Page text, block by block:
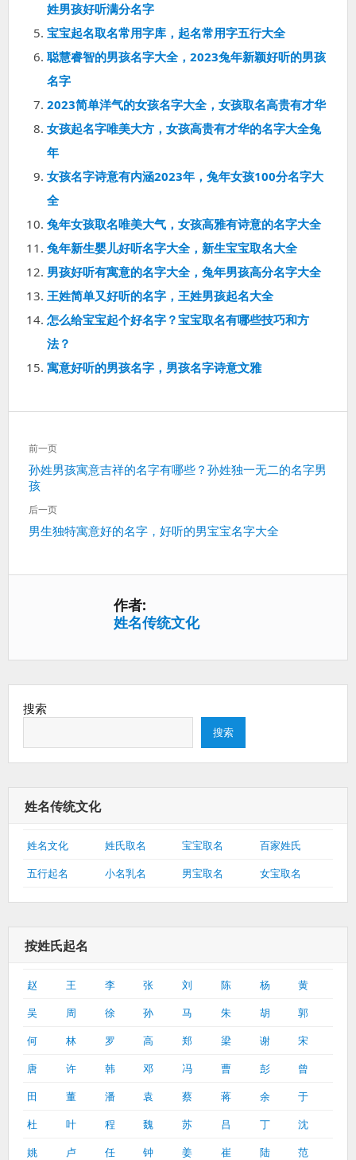
姓男孩好听满分名字
宝宝起名取名常用字库，起名常用字五行大全
聪慧睿智的男孩名字大全，2023兔年新颖好听的男孩
名字
2023简单洋气的女孩名字大全，女孩取名高贵有才华
女孩起名字唯美大方，女孩高贵有才华的名字大全兔
年
女孩名字诗意有内涵2023年，兔年女孩100分名字大
全
兔年女孩取名唯美大气，女孩高雅有诗意的名字大全
兔年新生婴儿好听名字大全，新生宝宝取名大全
男孩好听有寓意的名字大全，兔年男孩高分名字大全
王姓简单又好听的名字，王姓男孩起名大全
怎么给宝宝起个好名字？宝宝取名有哪些技巧和方
法？
寓意好听的男孩名字，男孩名字诗意文雅
文
章
导
航
前一页
上
一
篇：
孙姓男孩寓意吉祥的名字有哪些？孙姓独一无二的名字男
孩
后一页
下
男生独特寓意好的名字，好听的男宝宝名字大全
作者:
姓名传统文化
搜索
搜索
姓名传统文化
姓名文化 姓氏取名 宝宝取名
百家姓氏
五行起名
小名乳名 男宝取名 女宝取名
按姓氏起名
赵 王 李 张 刘 陈 杨
黄
吴
周 徐 孙 马 朱 胡
郭
何
林 罗 高 郑 梁 谢
宋
唐
许 韩 邓 冯 曹 彭
曾
田
董 潘 袁 蔡 蒋 余
于
杜
叶 程 魏 苏 吕 丁
沈
姚
卢 任 钟 姜 崔 陆
范